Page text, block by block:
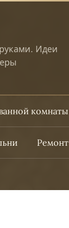
Идеи
комнаты
Ремонт